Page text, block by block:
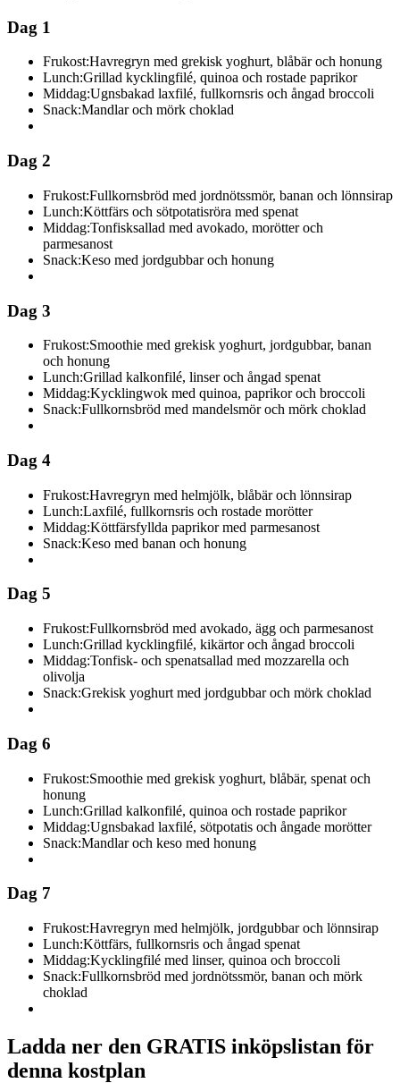
Dag 1
Frukost:Havregryn med grekisk yoghurt, blåbär och honung
Lunch:Grillad kycklingfilé, quinoa och rostade paprikor
Middag:Ugnsbakad laxfilé, fullkornsris och ångad broccoli
Snack:Mandlar och mörk choklad
Dag 2
Frukost:Fullkornsbröd med jordnötssmör, banan och lönnsirap
Lunch:Köttfärs och sötpotatisröra med spenat
Middag:Tonfisksallad med avokado, morötter och
parmesanost
Snack:Keso med jordgubbar och honung
Dag 3
Frukost:Smoothie med grekisk yoghurt, jordgubbar, banan
och honung
Lunch:Grillad kalkonfilé, linser och ångad spenat
Middag:Kycklingwok med quinoa, paprikor och broccoli
Snack:Fullkornsbröd med mandelsmör och mörk choklad
Dag 4
Frukost:Havregryn med helmjölk, blåbär och lönnsirap
Lunch:Laxfilé, fullkornsris och rostade morötter
Middag:Köttfärsfyllda paprikor med parmesanost
Snack:Keso med banan och honung
Dag 5
Frukost:Fullkornsbröd med avokado, ägg och parmesanost
Lunch:Grillad kycklingfilé, kikärtor och ångad broccoli
Middag:Tonfisk- och spenatsallad med mozzarella och
olivolja
Snack:Grekisk yoghurt med jordgubbar och mörk choklad
Dag 6
Frukost:Smoothie med grekisk yoghurt, blåbär, spenat och
honung
Lunch:Grillad kalkonfilé, quinoa och rostade paprikor
Middag:Ugnsbakad laxfilé, sötpotatis och ångade morötter
Snack:Mandlar och keso med honung
Dag 7
Frukost:Havregryn med helmjölk, jordgubbar och lönnsirap
Lunch:Köttfärs, fullkornsris och ångad spenat
Middag:Kycklingfilé med linser, quinoa och broccoli
Snack:Fullkornsbröd med jordnötssmör, banan och mörk
choklad
Ladda ner den GRATIS inköpslistan för
denna kostplan